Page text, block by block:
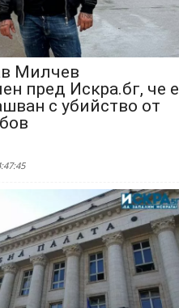
Милчев
пред Искра.бг, че е
с убийство от